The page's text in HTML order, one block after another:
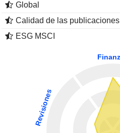
Global
Calidad de las publicaciones
ESG MSCI